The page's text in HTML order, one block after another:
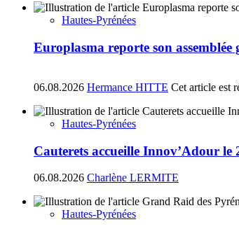
Hautes-Pyrénées
Europlasma reporte son assemblée
06.08.2026 Hermance HITTE Cet article est
Hautes-Pyrénées
Cauterets accueille Innov’Adour le
06.08.2026 Charlène LERMITE
Hautes-Pyrénées